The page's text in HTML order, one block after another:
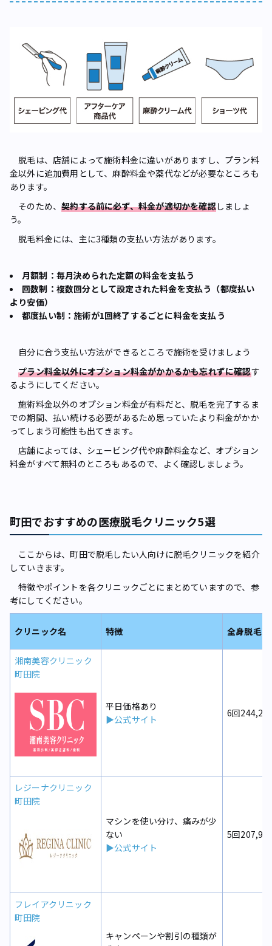
脱毛は、店舗によって施術料金に違いがありますし、プラン料
金以外に追加費用として、麻酔料金や薬代などが必要なところも
あります。
そのため、契約する前に必ず、料金が適切かを確認しましょ
う。
脱毛料金には、主に3種類の支払い方法があります。
月額制：毎月決められた定額の料金を支払う
回数制：複数回分として設定された料金を支払う（都度払い
より安価）
都度払い制：施術が1回終了するごとに料金を支払う
自分に合う支払い方法ができるところで施術を受けましょう
プラン料金以外にオプション料金がかかるかも忘れずに確認す
るようにしてください。
施術料金以外のオプション料金が有料だと、脱毛を完了するま
での期間、払い続ける必要があるため思っていたより料金がかか
ってしまう可能性も出てきます。
店舗によっては、シェービング代や麻酔料金など、オプション
料金がすべて無料のところもあるので、よく確認しましょう。
町田でおすすめの医療脱毛クリニック5選
ここからは、町田で脱毛したい人向けに脱毛クリニックを紹介
していきます。
特徴やポイントを各クリニックごとにまとめていますので、参
考にしてください。
クリニック名 特徴 全身脱毛
湘南美容クリニック
町田院
平日価格あり
▶公式サイト
6回
レジーナクリニック
町田院
マシンを使い分け、痛みが少
ない
▶公式サイト
5回
フレイアクリニック
町田院
キャンペーンや割引の種類が